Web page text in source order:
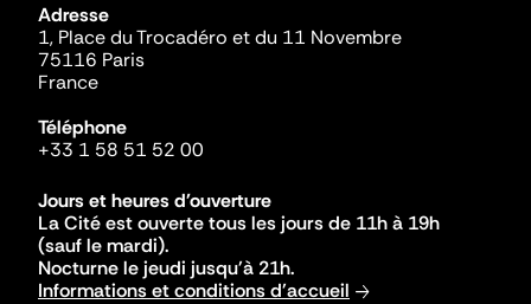
Adresse
1, Place du Trocadéro et du 11 Novembre
75116 Paris
France
Téléphone
+33 1 58 51 52 00
Jours et heures d'ouverture
La Cité est ouverte tous les jours de 11h à 19h
(sauf le mardi).
Nocturne le jeudi jusqu'à 21h.
Informations et conditions d'accueil